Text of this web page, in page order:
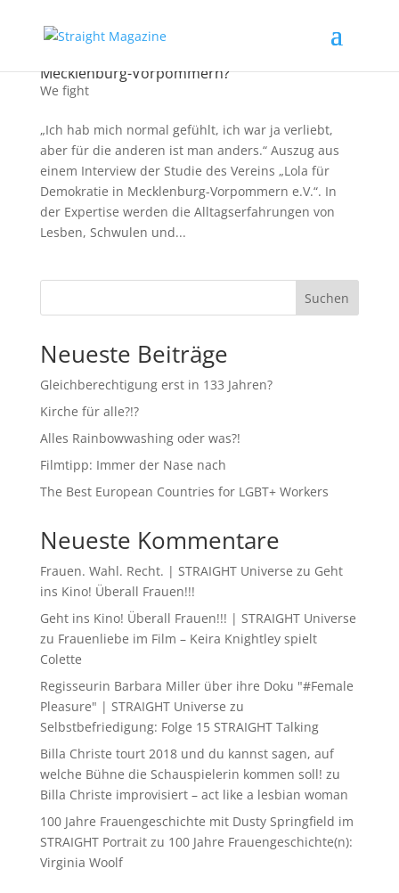
Mecklenburg-Vorpommern?
We fight
„Ich hab mich normal gefühlt, ich war ja verliebt,
aber für die anderen ist man anders.“ Auszug aus
einem Interview der Studie des Vereins „Lola für
Demokratie in Mecklenburg-Vorpommern e.V.“. In
der Expertise werden die Alltagserfahrungen von
Lesben, Schwulen und...
Suchen
Neueste Beiträge
Gleichberechtigung erst in 133 Jahren?
Kirche für alle?!?
Alles Rainbowwashing oder was?!
Filmtipp: Immer der Nase nach
The Best European Countries for LGBT+ Workers
Neueste Kommentare
Frauen. Wahl. Recht. | STRAIGHT Universe zu Geht
ins Kino! Überall Frauen!!!
Geht ins Kino! Überall Frauen!!! | STRAIGHT Universe
zu Frauenliebe im Film – Keira Knightley spielt
Colette
Regisseurin Barbara Miller über ihre Doku "#Female
Pleasure" | STRAIGHT Universe zu
Selbstbefriedigung: Folge 15 STRAIGHT Talking
Billa Christe tourt 2018 und du kannst sagen, auf
welche Bühne die Schauspielerin kommen soll! zu
Billa Christe improvisiert – act like a lesbian woman
100 Jahre Frauengeschichte mit Dusty Springfield im
STRAIGHT Portraitzu 100 Jahre Frauengeschichte(n):
Virginia Woolf